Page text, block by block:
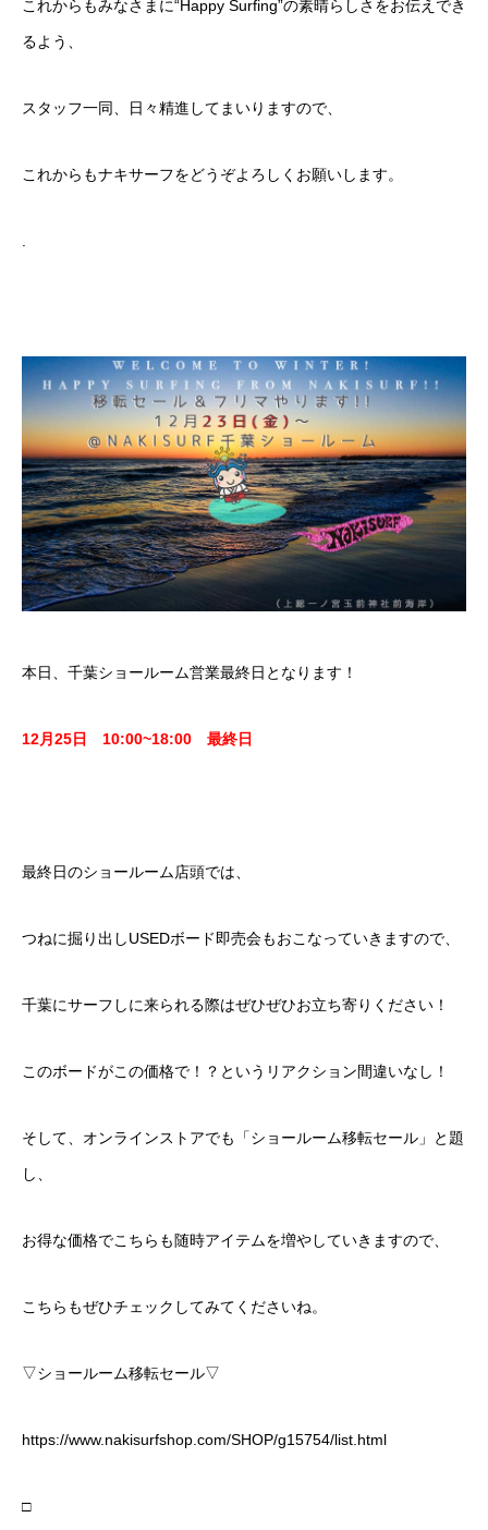
これからもみなさまに“Happy Surfing”の素晴らしさをお伝えでき
るよう、
スタッフ一同、日々精進してまいりますので、
これからもナキサーフをどうぞよろしくお願いします。
.
本日、千葉ショールーム営業最終日となります！
12月25日 10:00~18:00 最終日
最終日のショールーム店頭では、
つねに掘り出しUSEDボード即売会もおこなっていきますので、
千葉にサーフしに来られる際はぜひぜひお立ち寄りください！
このボードがこの価格で！？というリアクション間違いなし！
そして、オンラインストアでも「ショールーム移転セール」と題
し、
お得な価格でこちらも随時アイテムを増やしていきますので、
こちらもぜひチェックしてみてくださいね。
▽ショールーム移転セール▽
https://www.nakisurfshop.com/SHOP/g15754/list.html
□